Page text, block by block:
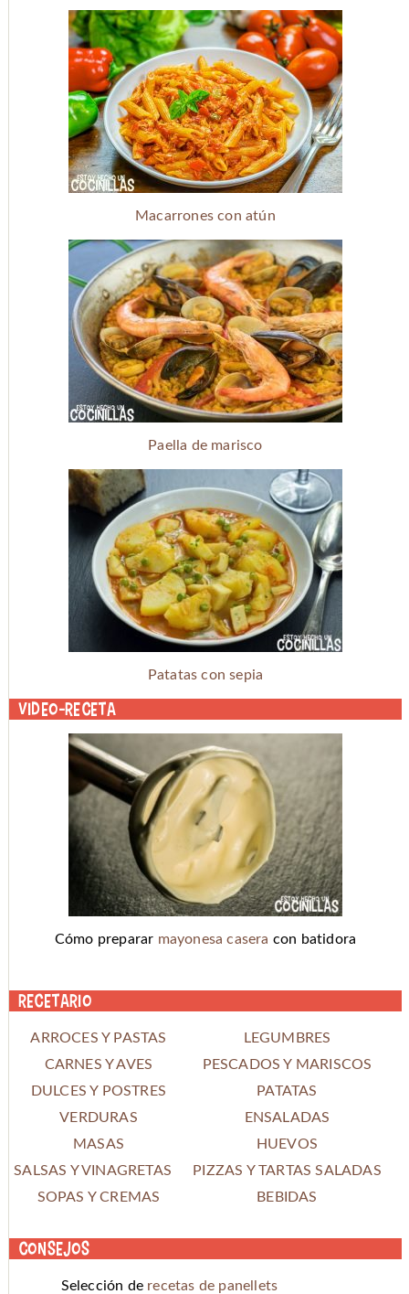
Macarrones con atún
Paella de marisco
Patatas con sepia
Video-receta
Cómo preparar mayonesa casera con batidora
Recetario
ARROCES Y PASTAS
LEGUMBRES
CARNES Y AVES
PESCADOS Y MARISCOS
DULCES Y POSTRES
PATATAS
VERDURAS
ENSALADAS
MASAS
HUEVOS
SALSAS Y VINAGRETAS
PIZZAS Y TARTAS SALADAS
SOPAS Y CREMAS
BEBIDAS
Consejos
Selección de recetas de panellets